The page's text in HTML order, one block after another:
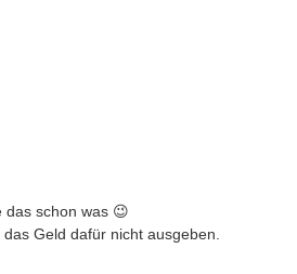
das schon was 😉
Geld dafür nicht ausgeben.